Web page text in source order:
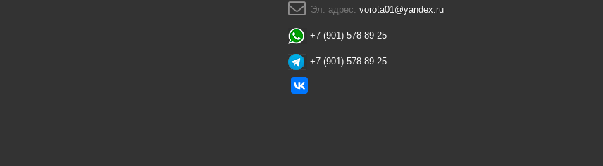
Эл. адрес: vorota01@yandex.ru
+7 (901) 578-89-25
+7 (901) 578-89-25